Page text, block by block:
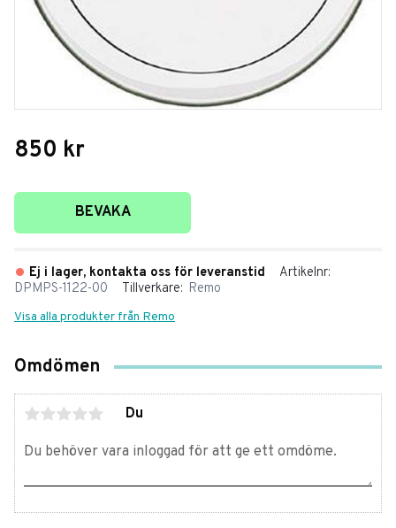
850 kr
Lägg till i favoriter
BEVAKA
Ej i lager, kontakta oss för leveranstid
Artikelnr
DPMPS-1122-00
Tillverkare Remo
Visa alla produkter från Remo
Omdömen
Du